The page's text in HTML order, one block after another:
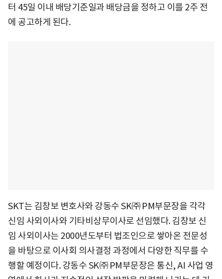
터 45일 이내 배당기준일과 배당금을 정하고 이를 2주 전
에 공고하게 된다.
SKT는 김창보 변호사와 강동수 SK㈜ PM부문장을 각각
신임 사외이사와 기타비상무이사로 선임했다. 김창보 신
임 사외이사는 2000년도부터 법조인으로 쌓아온 전문성
을 바탕으로 이사회 의사결정 과정에서 다양한 직무를 수
행할 예정이다. 강동수 SK㈜ PM부문장은 통신, AI 사업 영